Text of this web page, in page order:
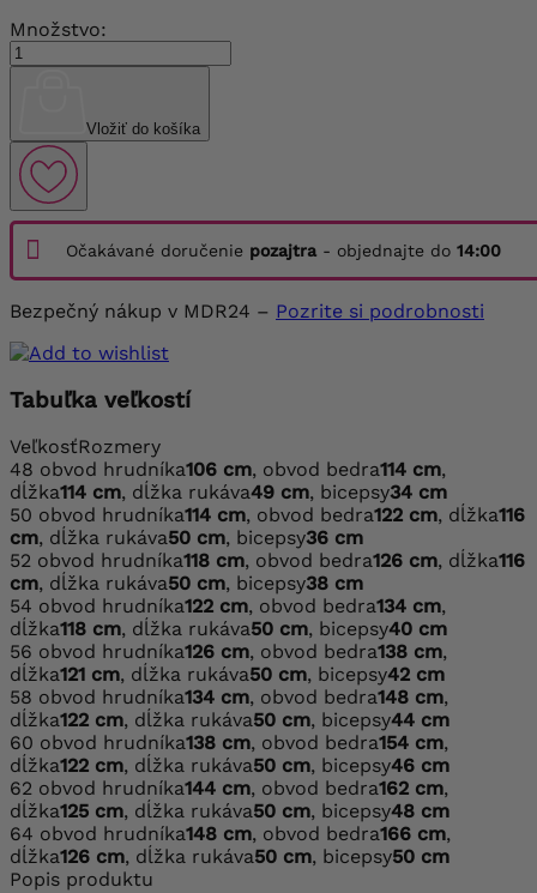
Množstvo:
Vložiť do košíka
Očakávané doručenie pozajtra - objednajte do 14:00
Bezpečný nákup v MDR24 – Pozrite si podrobnosti
Tabuľka veľkostí
VeľkosťRozmery
48 obvod hrudníka106 cm, obvod bedra114 cm,
dĺžka114 cm, dĺžka rukáva49 cm, bicepsy34 cm
50 obvod hrudníka114 cm, obvod bedra122 cm, dĺžka116
cm, dĺžka rukáva50 cm, bicepsy36 cm
52 obvod hrudníka118 cm, obvod bedra126 cm, dĺžka116
cm, dĺžka rukáva50 cm, bicepsy38 cm
54 obvod hrudníka122 cm, obvod bedra134 cm,
dĺžka118 cm, dĺžka rukáva50 cm, bicepsy40 cm
56 obvod hrudníka126 cm, obvod bedra138 cm,
dĺžka121 cm, dĺžka rukáva50 cm, bicepsy42 cm
58 obvod hrudníka134 cm, obvod bedra148 cm,
dĺžka122 cm, dĺžka rukáva50 cm, bicepsy44 cm
60 obvod hrudníka138 cm, obvod bedra154 cm,
dĺžka122 cm, dĺžka rukáva50 cm, bicepsy46 cm
62 obvod hrudníka144 cm, obvod bedra162 cm,
dĺžka125 cm, dĺžka rukáva50 cm, bicepsy48 cm
64 obvod hrudníka148 cm, obvod bedra166 cm,
dĺžka126 cm, dĺžka rukáva50 cm, bicepsy50 cm
Popis produktu